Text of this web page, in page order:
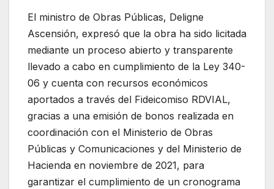
El ministro de Obras Públicas, Deligne
Ascensión, expresó que la obra ha sido licitada
mediante un proceso abierto y transparente
llevado a cabo en cumplimiento de la Ley 340-
06 y cuenta con recursos económicos
aportados a través del Fideicomiso RDVIAL,
gracias a una emisión de bonos realizada en
coordinación con el Ministerio de Obras
Públicas y Comunicaciones y del Ministerio de
Hacienda en noviembre de 2021, para
garantizar el cumplimiento de un cronograma